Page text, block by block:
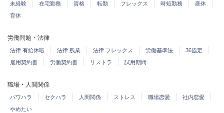
未経験
在宅勤務 資格 転勤 フレックス 時短勤務
産休
育休
労働問題・法律
法律 有給休暇 法律 残業 法律 フレックス 労働基準法
36協定
雇用契約書
労働契約書 リストラ 試用期間
職場・人間関係
パワハラ セクハラ 人間関係 ストレス 職場恋愛
社内恋愛
やめたい